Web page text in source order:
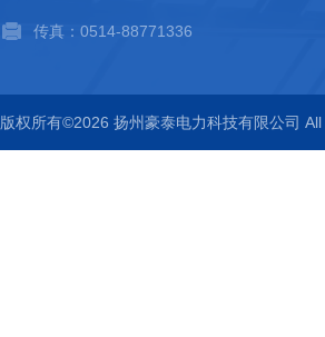
传真：0514-88771336
版权所有©2026 扬州豪泰电力科技有限公司